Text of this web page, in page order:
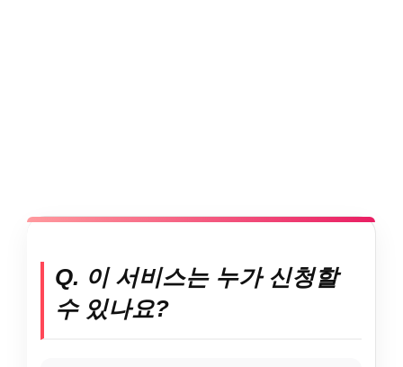
Q. 이 서비스는 누가 신청할
수 있나요?